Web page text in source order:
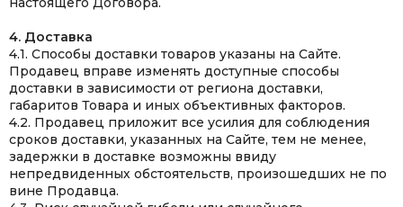
4. Доставка
4.1. Способы доставки товаров указаны на Сайте.
Продавец вправе изменять доступные способы
доставки в зависимости от региона доставки,
габаритов Товара и иных объективных факторов.
4.2. Продавец приложит все усилия для соблюдения
сроков доставки, указанных на Сайте, тем не менее,
задержки в доставке возможны ввиду
непредвиденных обстоятельств, произошедших не по
вине Продавца.